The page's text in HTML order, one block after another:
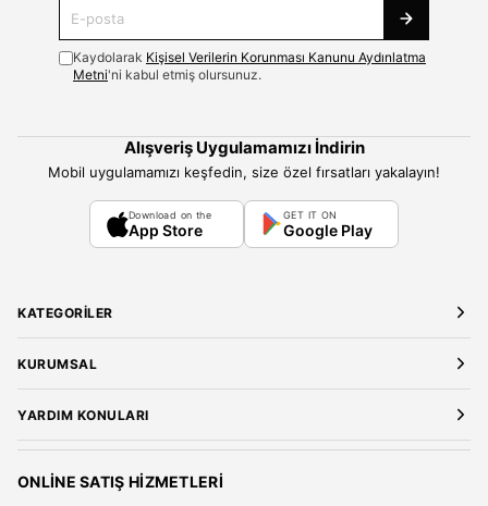
Kaydolarak Kişisel Verilerin Korunması Kanunu Aydınlatma
Metni'ni kabul etmiş olursunuz.
Alışveriş Uygulamamızı İndirin
Mobil uygulamamızı keşfedin, size özel fırsatları yakalayın!
Download on the
App Store
GET IT ON
Google Play
KATEGORILER
Bluz
Gömlek
T-Shirt
KURUMSAL
Mağazalarımız
Gizlilik ve Güvenlik
YARDIM KONULARI
Üyelik Sözleşmesi
Kargo ve Teslimat
ONLINE SATIŞ HIZMETLERI